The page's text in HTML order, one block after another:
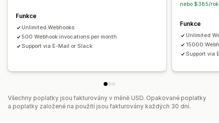
Funkce
Unlimited Webhooks
500 Webhook invocations per month
Support via E-Mail or Slack
nebo $385/
Funkce
Unlimited
15000
Support via
Všechny poplatky jsou fakturovány v měně USD. Opakované poplatky
a poplatky založené na použití jsou fakturovány každých 30 dní.